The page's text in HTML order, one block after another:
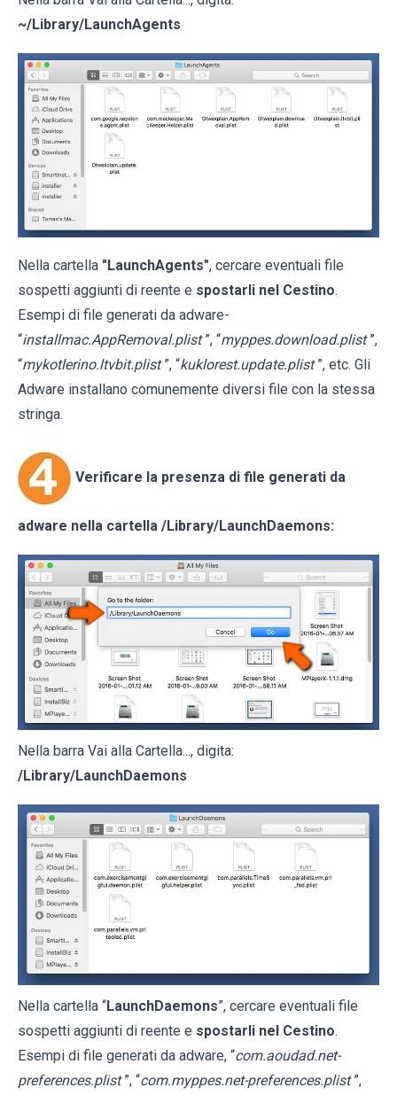
~/Library/LaunchAgents
Nella cartella "LaunchAgents", cercare eventuali file
sospetti aggiunti di reente e spostarli nel Cestino.
Esempi di file generati da adware-
“installmac.AppRemoval.plist ”, “myppes.download.plist ”,
“mykotlerino.ltvbit.plist ”, “kuklorest.update.plist ”, etc. Gli
Adware installano comunemente diversi file con la stessa
stringa.
Verificare la presenza di file generati da
adware nella cartella /Library/LaunchDaemons:
Nella barra Vai alla Cartella..., digita:
/Library/LaunchDaemons
Nella cartella “LaunchDaemons”, cercare eventuali file
sospetti aggiunti di reente e spostarli nel Cestino.
Esempi di file generati da adware, “com.aoudad.net-
preferences.plist ”, “com.myppes.net-preferences.plist ”,